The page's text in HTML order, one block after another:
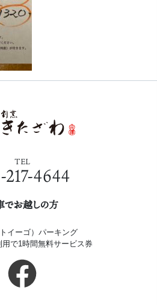
TEL
217-4644
でお越しの方
イーゴ）パーキング
用で1時間無料サービス券